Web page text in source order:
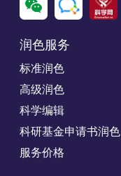
润色服务
标准润色
高级润色
科学编辑
科研基金申请书润色
服务价格